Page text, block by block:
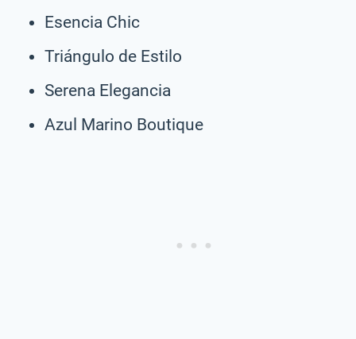
Esencia Chic
Triángulo de Estilo
Serena Elegancia
Azul Marino Boutique